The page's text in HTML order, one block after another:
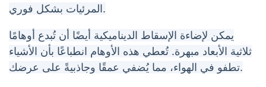
المرئيات بشكل فوري.
يمكن لإضاءة الإسقاط الديناميكية أيضًا أن تُبدع أوهامًا
ثلاثية الأبعاد مبهرة. تُعطي هذه الأوهام انطباعًا بأن الأشياء
تطفو في الهواء، مما يُضفي عمقًا وجاذبيةً على عرضك.